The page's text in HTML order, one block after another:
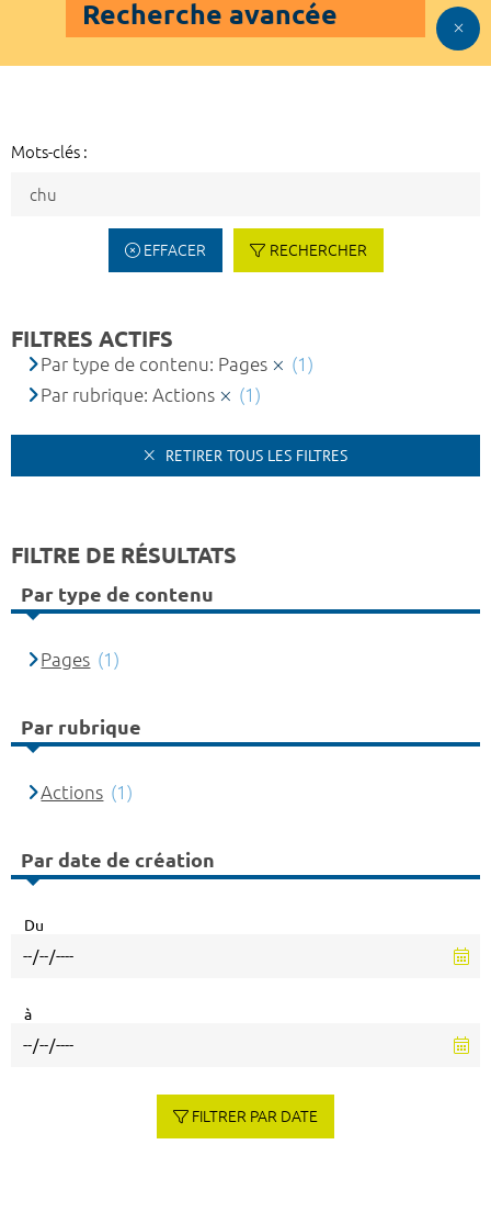
Recherche avancée
Mots-clés :
EFFACER RECHERCHER
FILTRES ACTIFS
Par type de contenu: Pages
(1)
Par rubrique: Actions
(1)
RETIRER TOUS LES FILTRES
FILTRE DE RÉSULTATS
Par type de contenu
Pages (1)
Par rubrique
Actions (1)
Par date de création
Du
à
FILTRER PAR DATE